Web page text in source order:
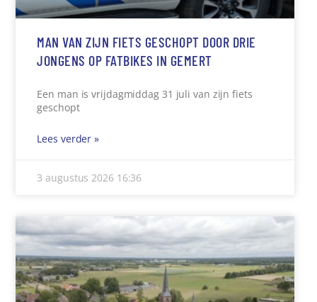
MAN VAN ZIJN FIETS GESCHOPT DOOR DRIE
JONGENS OP FATBIKES IN GEMERT
Een man is vrijdagmiddag 31 juli van zijn fiets
geschopt
Lees verder »
3 augustus 2026 16:36